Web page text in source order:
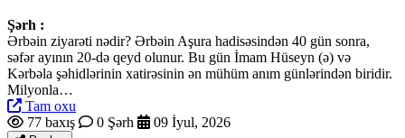
Şərh :
Ərbəin ziyarəti nədir? Ərbəin Aşura hadisəsindən 40 gün sonra,
səfər ayının 20-də qeyd olunur. Bu gün İmam Hüseyn (ə) və
Kərbəla şəhidlərinin xatirəsinin ən mühüm anım günlərindən biridir.
Milyonla…
Tam oxu
77 baxış
0 Şərh 09 İyul, 2026